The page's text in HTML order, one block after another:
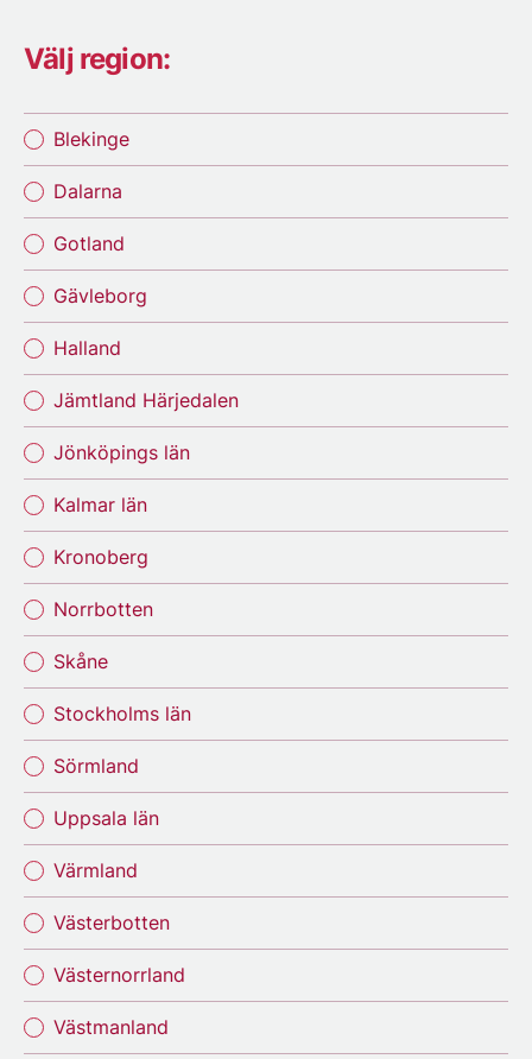
Välj region:
Blekinge
Dalarna
Gotland
Gävleborg
Halland
Jämtland Härjedalen
Jönköpings län
Kalmar län
Kronoberg
Norrbotten
Skåne
Stockholms län
Sörmland
Uppsala län
Värmland
Västerbotten
Västernorrland
Västmanland